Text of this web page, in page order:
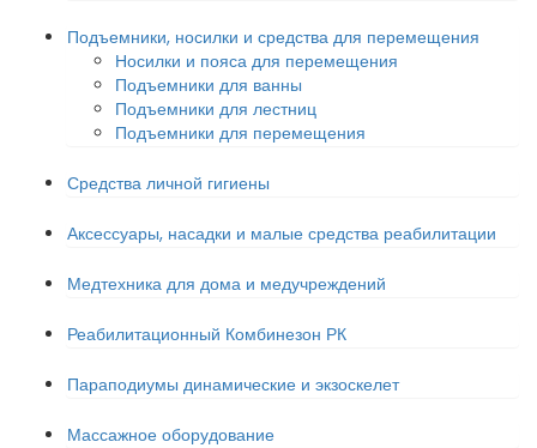
Подъемники, носилки и средства для перемещения
Носилки и пояса для перемещения
Подъемники для ванны
Подъемники для лестниц
Подъемники для перемещения
Средства личной гигиены
Аксессуары, насадки и малые средства реабилитации
Медтехника для дома и медучреждений
Реабилитационный Комбинезон РК
Параподиумы динамические и экзоскелет
Массажное оборудование